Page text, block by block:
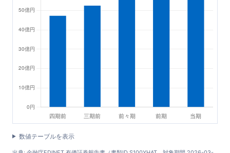
数値テーブルを表示